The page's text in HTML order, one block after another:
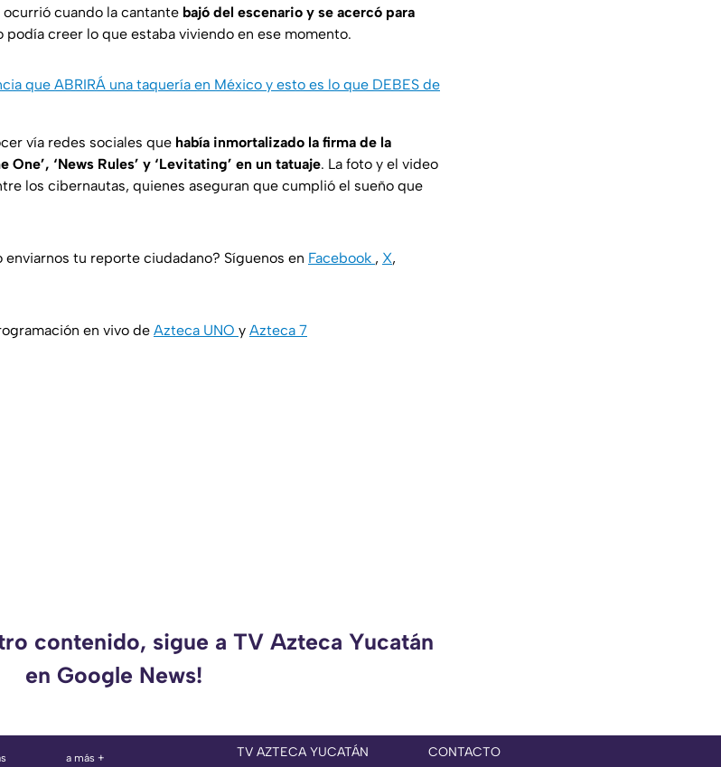
cuando la cantante bajó del escenario y se acercó para
podía creer lo que estaba viviendo en ese momento.
que ABRIRÁ una taquería en México y esto es lo que DEBES de
vía redes sociales que había inmortalizado la firma de la
‘News Rules’ y ‘Levitating’ en un tatuaje. La foto y el video
los cibernautas, quienes aseguran que cumplió el sueño que
tu reporte ciudadano? Síguenos en Facebook , X,
en vivo de Azteca UNO y Azteca 7
contenido, sigue a TV Azteca Yucatán
en Google News!
a más + TV AZTECA YUCATÁN CONTACTO